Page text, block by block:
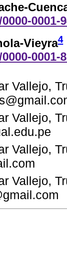
0001-
Vieyra4
0001-
Vallejo,
Vallejo,
Vallejo,
Vallejo,